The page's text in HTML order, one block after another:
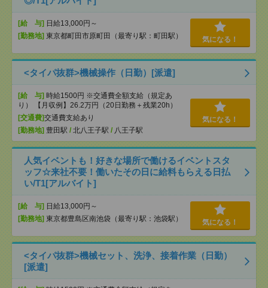
[給 与] 日給13,000円～
[勤務地] 東京都町田市原町田（最寄り駅：町田駅） 気になる！
<タイパ抜群>機械操作（日勤）[派遣]
[給 与] 時給1500円 ※交通費全額支給（規定あ
り） 【月収例】26.2万円（20日勤務＋残業20h）
[交通費]交通費支給あり
[勤務地] 豊田駅 / 北八王子駅 / 八王子駅
気になる！
人気イベントも！好きな場所で働けるイベントスタ
ッフ☆来社不要！働いたその日に給料もらえる日払
い/T1[アルバイト]
[給 与] 日給13,000円～
[勤務地] 東京都豊島区南池袋（最寄り駅：池袋駅） 気になる！
<タイパ抜群>機械セット、洗浄、接着作業（日勤）
[派遣]